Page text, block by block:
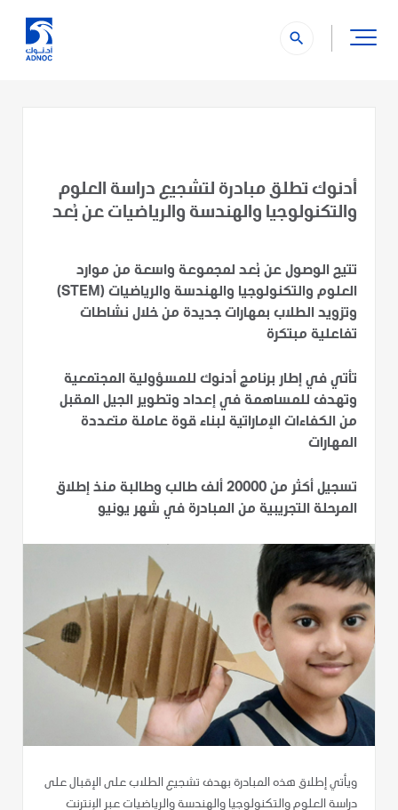
search
أدنوك تطلق مبادرة لتشجيع دراسة العلوم
والتكنولوجيا والهندسة والرياضيات عن بُعد
تتيح الوصول عن بُعد لمجموعة واسعة من موارد
العلوم والتكنولوجيا والهندسة والرياضيات (STEM)
وتزويد الطلاب بمهارات جديدة من خلال نشاطات
تفاعلية مبتكرة
تأتي في إطار برنامج أدنوك للمسؤولية المجتمعية
وتهدف للمساهمة في إعداد وتطوير الجيل المقبل
من الكفاءات الإماراتية لبناء قوة عاملة متعددة
المهارات
تسجيل أكثر من 20000 ألف طالب وطالبة منذ إطلاق
المرحلة التجريبية من المبادرة في شهر يونيو
ويأتي إطلاق هذه المبادرة بهدف تشجيع الطلاب على الإقبال على
دراسة العلوم والتكنولوجيا والهندسة والرياضيات عبر الإنترنت